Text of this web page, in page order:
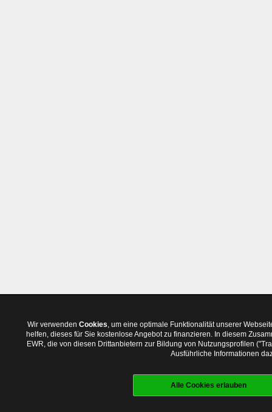
Wir verwenden Cookies, um eine optimale Funktionalität unserer
helfen, dieses für Sie kostenlose Angebot zu finanzieren. In diesem
EWR, die von diesen Drittanbietern zur Bildung von Nutzungsprofilen
Ausführliche Informationen
Alle Cookies erlauben